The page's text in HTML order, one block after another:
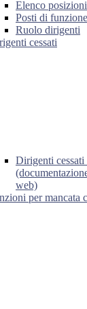
Elenco
Posti di
Ruolo dirigenti
cessati
Dirigenti
web)
per mancata